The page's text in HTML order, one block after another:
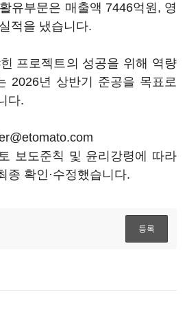
유부문은 매출액 7446억원, 영
적을 냈습니다.
프로젝트의 성공을 위해 역량
2026년 상반기 준공을 목표로
다.
보도준칙 및 윤리강령에 따라
종 확인·수정했습니다.